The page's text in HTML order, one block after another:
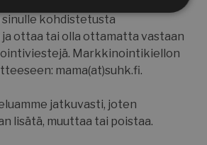
kohdistetusta
ottaa tai olla ottamatta vastaan
Markkinointikiellon
mama(at)suhk.fi.
jatkuvasti, joten
lisätä, muuttaa tai poistaa.
Suorituskyvylliset
Toiminnalliset